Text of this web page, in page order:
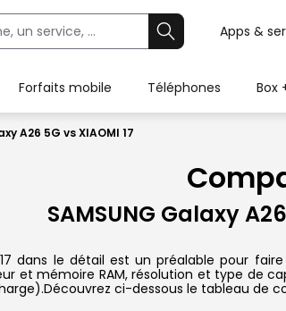
Apps &
Forfaits mobile Téléphones Box
A26 5G vs XIAOMI 17
SAMSUNG Galaxy
17 dans le détail est un préalable pour
et mémoire RAM, résolution et type de
ci-dessous le tableau de